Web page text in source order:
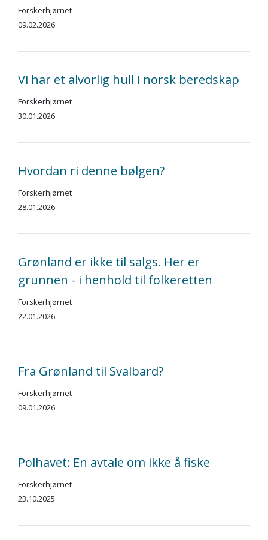
Forskerhjørnet
09.02.2026
Vi har et alvorlig hull i norsk beredskap
Forskerhjørnet
30.01.2026
Hvordan ri denne bølgen?
Forskerhjørnet
28.01.2026
Grønland er ikke til salgs. Her er
grunnen - i henhold til folkeretten
Forskerhjørnet
22.01.2026
Fra Grønland til Svalbard?
Forskerhjørnet
09.01.2026
Polhavet: En avtale om ikke å fiske
Forskerhjørnet
23.10.2025